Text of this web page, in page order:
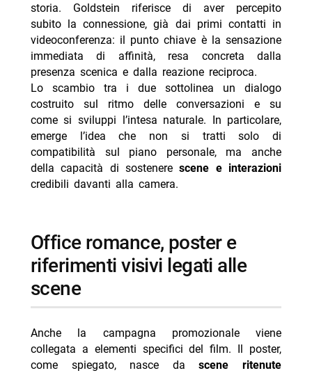
storia. Goldstein riferisce di aver percepito
subito la connessione, già dai primi contatti in
videoconferenza: il punto chiave è la sensazione
immediata di affinità, resa concreta dalla
presenza scenica e dalla reazione reciproca.
Lo scambio tra i due sottolinea un dialogo
costruito sul ritmo delle conversazioni e su
come si sviluppi l’intesa naturale. In particolare,
emerge l’idea che non si tratti solo di
compatibilità sul piano personale, ma anche
della capacità di sostenerescene e interazioni
credibili davanti alla camera.
office romance, poster e
riferimenti visivi legati alle
scene
Anche la campagna promozionale viene
collegata a elementi specifici del film. Il poster,
come spiegato, nasce dascene ritenute